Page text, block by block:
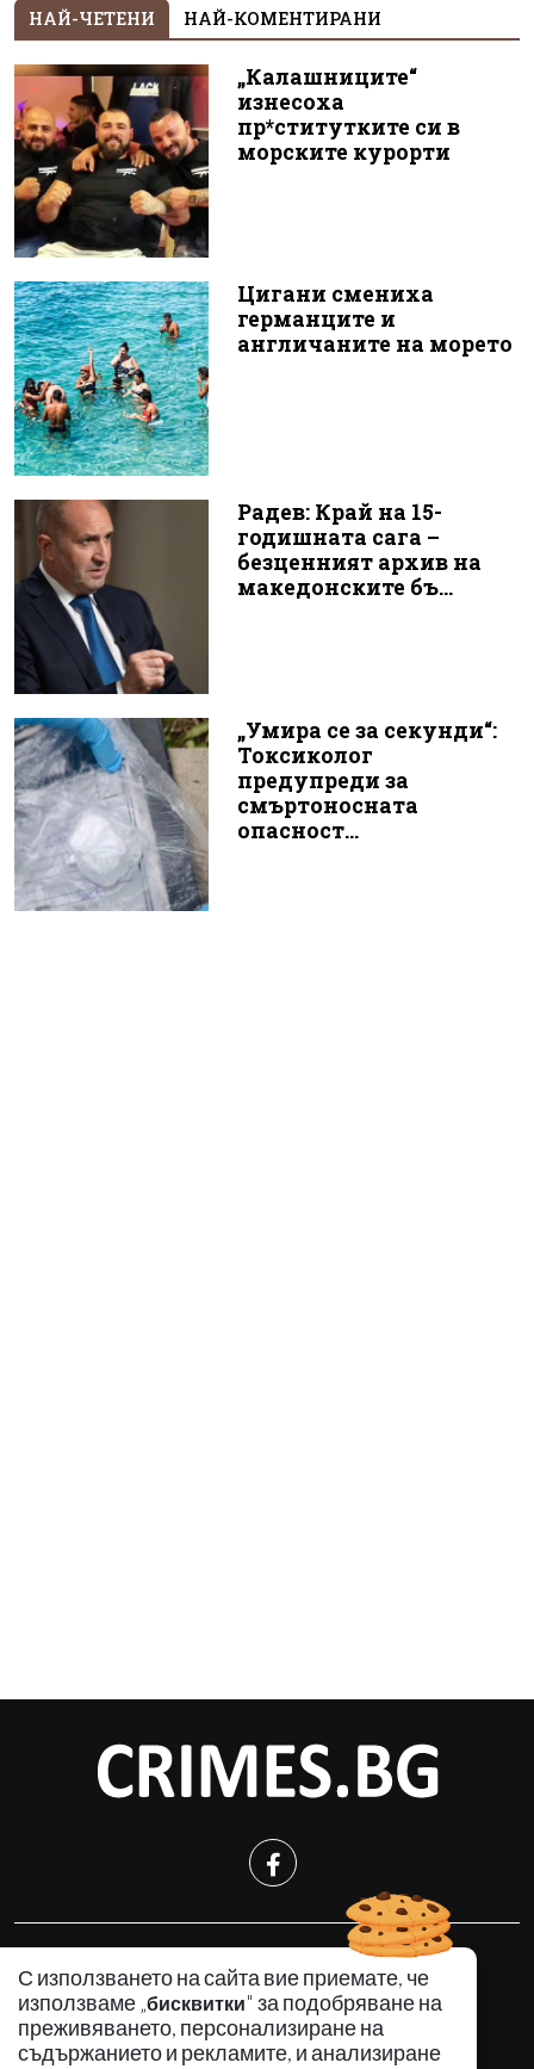
НАЙ-ЧЕТЕНИ НАЙ-КОМЕНТИРАНИ
„Калашниците“
изнесоха
пр*ститутките си в
морските курорти
Цигани смениха
германците и
англичаните на морето
Радев: Край на 15-
годишната сага –
безценният архив на
македонските бъ...
„Умира се за секунди“:
Токсиколог
предупреди за
смъртоносната
опасност...
С използването на сайта вие приемате, че
използваме „бисквитки" за подобряване на
преживяването, персонализиране на
съдържанието и рекламите, и анализиране
КРИМИНАЛНО
ИНЦИДЕНТИ
АНАЛИЗИ
ПО СВЕТА